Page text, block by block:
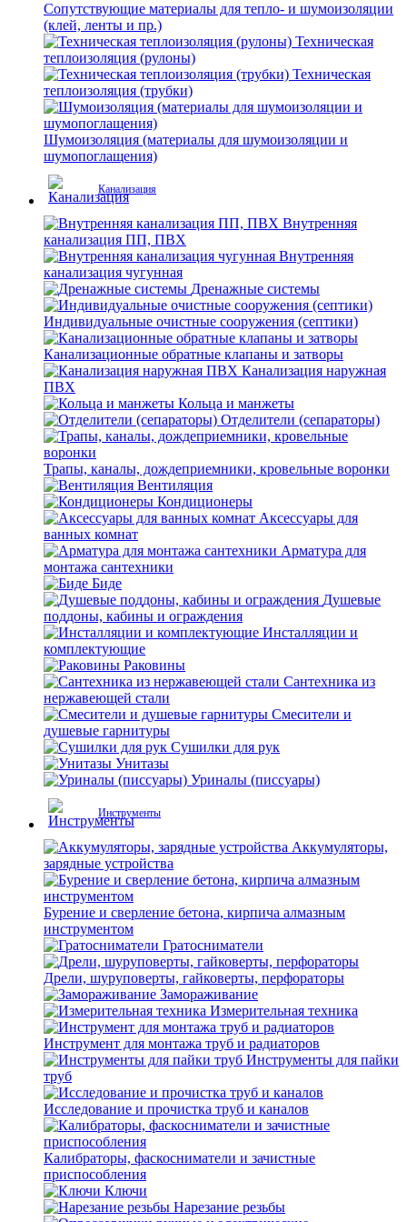
Сопутствующие материалы для тепло- и шумоизоляции
(клей, ленты и пр.)
Техническая
теплоизоляция (рулоны)
Техническая
теплоизоляция (трубки)
Шумоизоляция (материалы для шумоизоляции и
шумопоглащения)
Канализация
Внутренняя
канализация ПП, ПВХ
Внутренняя
канализация чугунная
Дренажные системы
Индивидуальные очистные сооружения (септики)
Канализационные обратные клапаны и затворы
Канализация наружная
ПВХ
Кольца и манжеты
Отделители (сепараторы)
Трапы, каналы, дождеприемники, кровельные воронки
Вентиляция
Кондиционеры
Аксессуары для
ванных комнат
Арматура для
монтажа сантехники
Биде
Душевые
поддоны, кабины и ограждения
Инсталляции и
комплектующие
Раковины
Сантехника из
нержавеющей стали
Смесители и
душевые гарнитуры
Сушилки для рук
Унитазы
Уриналы (писсуары)
Инструменты
Аккумуляторы,
зарядные устройства
Бурение и сверление бетона, кирпича алмазным
инструментом
Гратосниматели
Дрели, шуруповерты, гайковерты, перфораторы
Замораживание
Измерительная техника
Инструмент для монтажа труб и радиаторов
Инструменты для пайки
труб
Исследование и прочистка труб и каналов
Калибраторы, фаскосниматели и зачистные
приспособления
Ключи
Нарезание резьбы